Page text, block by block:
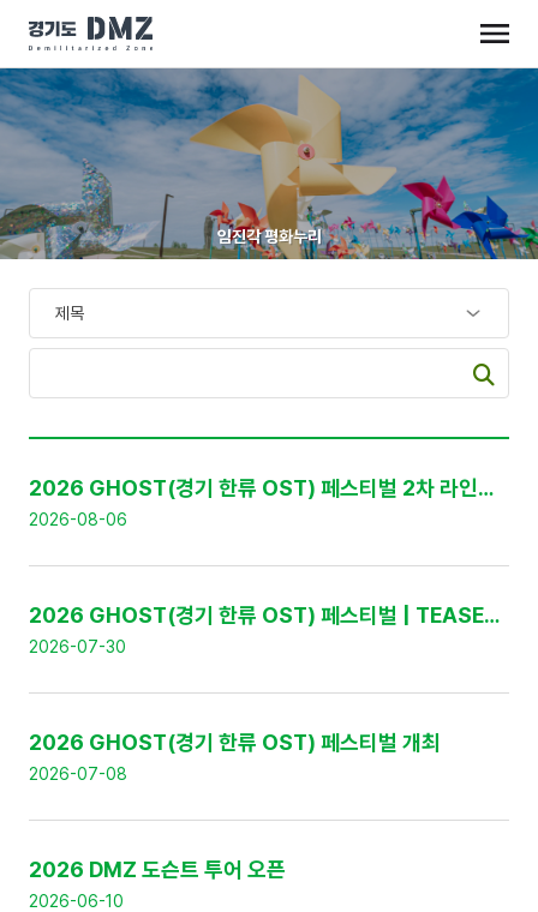
임진각 평화누리
사
항
번
,
목
날
로
구
2026 GHOST(경기 한류 OST) 페스티벌 2차 라인업 공개 및 프리세일 티켓 판매 안내
2026-08-06
2026 GHOST(경기 한류 OST) 페스티벌 | TEASER 영상 공개
2026-07-30
2026 GHOST(경기 한류 OST) 페스티벌 개최
2026-07-08
2026 DMZ 도슨트 투어 오픈
2026-06-10